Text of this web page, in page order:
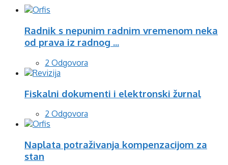
Radnik s nepunim radnim vremenom neka
od prava iz radnog ...
2 Odgovora
Fiskalni dokumenti i elektronski žurnal
2 Odgovora
Naplata potraživanja kompenzacijom za
stan